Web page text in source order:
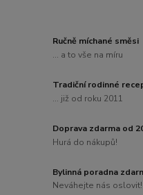
Ručně míchané směsi
... a to vše na míru
Tradiční rodinné
... již od roku 2011
Doprava zdarma od
Hurá do nákupů!
Bylinná poradna
Neváhejte nás oslovit!